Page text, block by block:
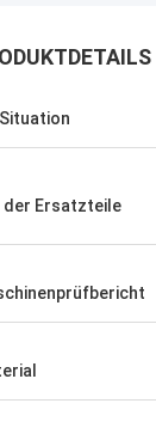
der Ersatzteile